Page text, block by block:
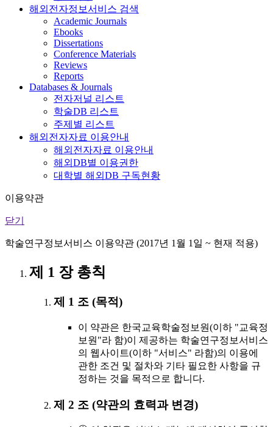
해외전자정보서비스 검색
Academic Journals
Ebooks
Dissertations
Conference Materials
Reviews
Reports
Databases & Journals
전자저널 리스트
학술DB 리스트
주제별 리스트
해외전자자료 이용안내
해외전자자료 이용안내
해외DB별 이용권한
대학별 해외DB 구독현황
이용약관
닫기
학술연구정보서비스 이용약관 (2017년 1월 1일 ~ 현재 적용)
제 1 장 총칙
제 1 조 (목적)
이 약관은 한국교육학술정보원(이하 "교육정
보원"라 함)이 제공하는 학술연구정보서비스
의 웹사이트(이하 "서비스" 라함)의 이용에
관한 조건 및 절차와 기타 필요한 사항을 규
정하는 것을 목적으로 합니다.
제 2 조 (약관의 효력과 변경)